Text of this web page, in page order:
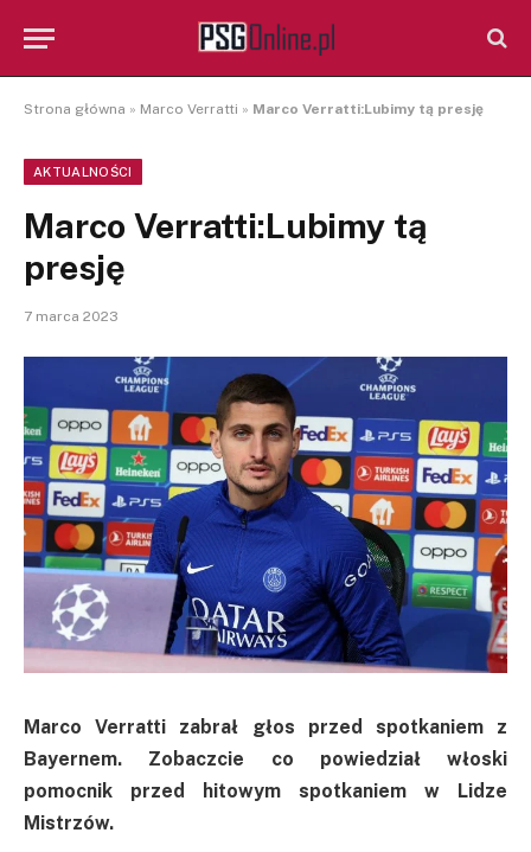
Strona główna » Marco Verratti » Marco Verratti:Lubimy tą presję
AKTUALNOŚCI
Marco Verratti:Lubimy tą
presję
7 marca 2023
Marco Verratti zabrał głos przed spotkaniem z
Bayernem. Zobaczcie co powiedział włoski
pomocnik przed hitowym spotkaniem w Lidze
Mistrzów.